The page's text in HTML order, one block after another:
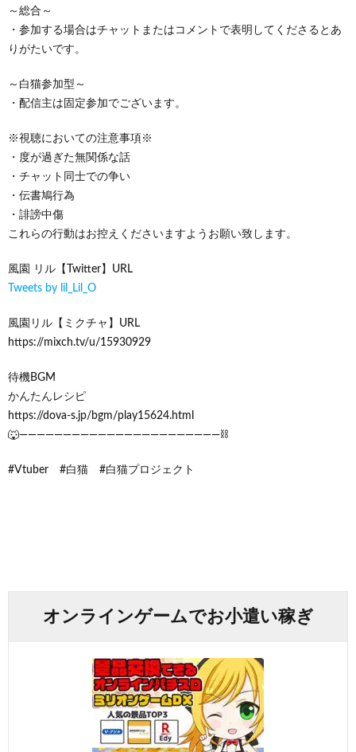
～総合～
・参加する場合はチャットまたはコメントで表明してくださるとあ
りがたいです。
～白猫参加型～
・配信主は固定参加でございます。
※視聴においての注意事項※
・度が過ぎた無関係な話
・チャット同士での争い
・伝書鳩行為
・誹謗中傷
これらの行動はお控えくださいますようお願い致します。
風園 リル【Twitter】URL
Tweets by lil_Lil_O
風園リル【ミクチャ】URL
https://mixch.tv/u/15930929
待機BGM
かんたんレシピ
https://dova-s.jp/bgm/play15624.html
🐺———————————————————————⛓
#Vtuber #白猫 #白猫プロジェクト
オンラインゲームでお小遣い稼ぎ